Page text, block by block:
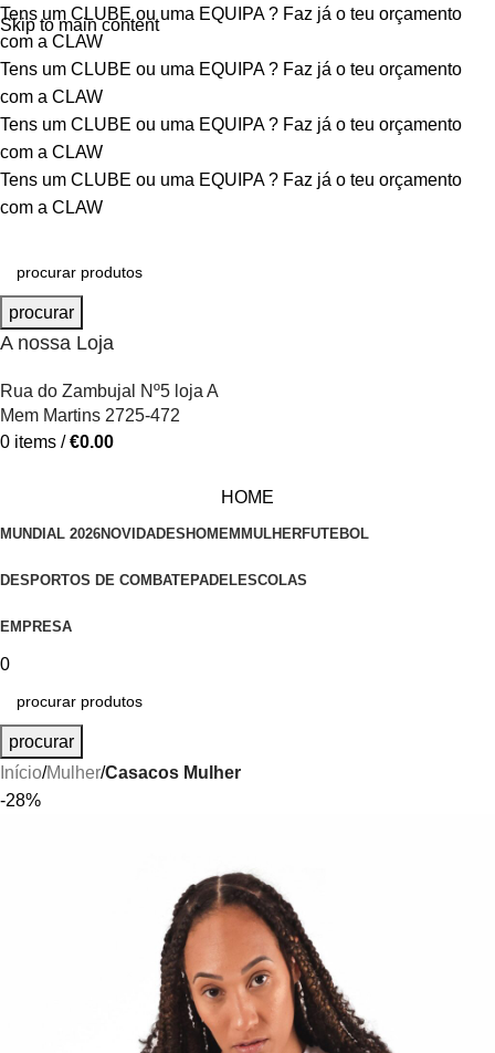
Skip to main content
Tens um CLUBE ou uma EQUIPA ? Faz já o teu orçamento
com a CLAW
Tens um CLUBE ou uma EQUIPA ? Faz já o teu orçamento
com a CLAW
Tens um CLUBE ou uma EQUIPA ? Faz já o teu orçamento
com a CLAW
Tens um CLUBE ou uma EQUIPA ? Faz já o teu orçamento
com a CLAW
procurar
A nossa Loja
Rua do Zambujal Nº5 loja A
Mem Martins 2725-472
0 items / €0.00
HOME
MUNDIAL 2026NOVIDADES HOMEM MULHERFUTEBOL
DESPORTOS DE COMBATEPADELESCOLAS
EMPRESA
0
procurar
Início Mulher Casacos Mulher
-28%